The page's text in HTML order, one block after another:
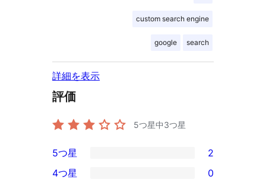
custom search engine
google search
詳細を表示
評価
5つ星中3つ星
2
5-
5つ星 2
4つ星 0